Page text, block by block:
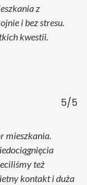
z
i bez stresu.
kwestii.
5/5
mieszkania.
też
kontakt i duża